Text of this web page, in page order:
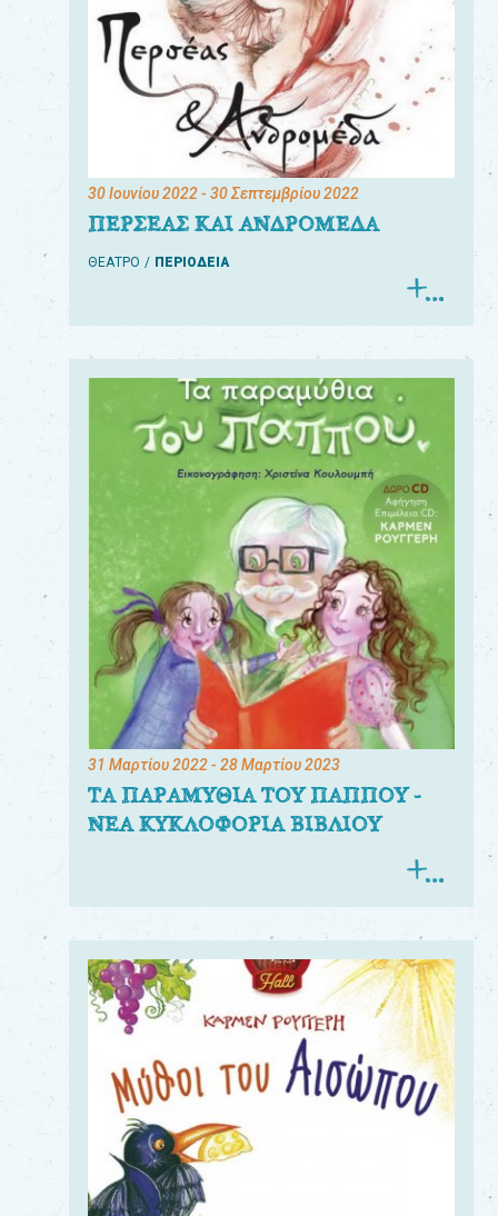
30 Ιουνίου 2022- 30 Σεπτεμβρίου 2022
ΠΕΡΣΕΑΣ ΚΑΙ ΑΝΔΡΟΜΕΔΑ
ΘΕΑΤΡΟ ΠΕΡΙΟΔΕΙΑ
31 Μαρτίου 2022- 28 Μαρτίου 2023
ΤΑ ΠΑΡΑΜΥΘΙΑ ΤΟΥ ΠΑΠΠΟΥ -
ΝΕΑ ΚΥΚΛΟΦΟΡΙΑ ΒΙΒΛΙΟΥ